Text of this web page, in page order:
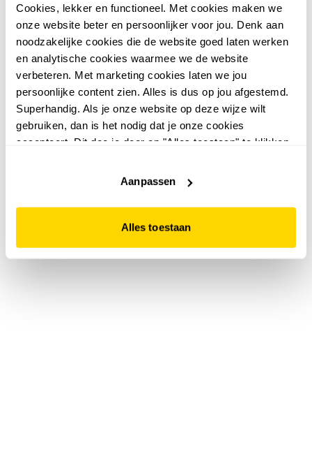
Cookies, lekker en functioneel. Met cookies maken we
onze website beter en persoonlijker voor jou. Denk aan
noodzakelijke cookies die de website goed laten werken
en analytische cookies waarmee we de website
verbeteren. Met marketing cookies laten we jou
persoonlijke content zien. Alles is dus op jou afgestemd.
Superhandig. Als je onze website op deze wijze wilt
gebruiken, dan is het nodig dat je onze cookies
accepteert. Dit doe je door op "Alles toestaan" te klikken.
website niet optimaal functioneert.
Aanpassen
Alles toestaan